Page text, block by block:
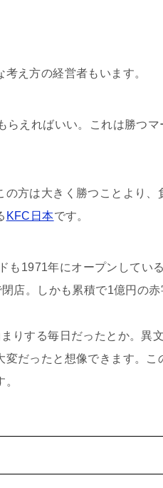
え方の経営者もいます。
らえればいい。これは勝つ
方は大きく勝つことより、
KFC日本です。
も1971年にオープンしてい
店。しかも累積で1億円の赤
りする毎日だったとか。異
だったと想像できます。